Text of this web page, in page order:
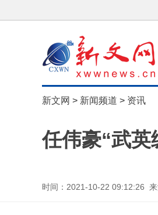
新文网 > 新闻频道 > 资讯
任伟豪“武
时间：2021-10-22 09:12:26